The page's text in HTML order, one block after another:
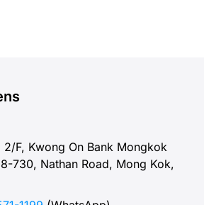
F, Kwong On Bank Mongkok
730, Nathan Road, Mong Kok,